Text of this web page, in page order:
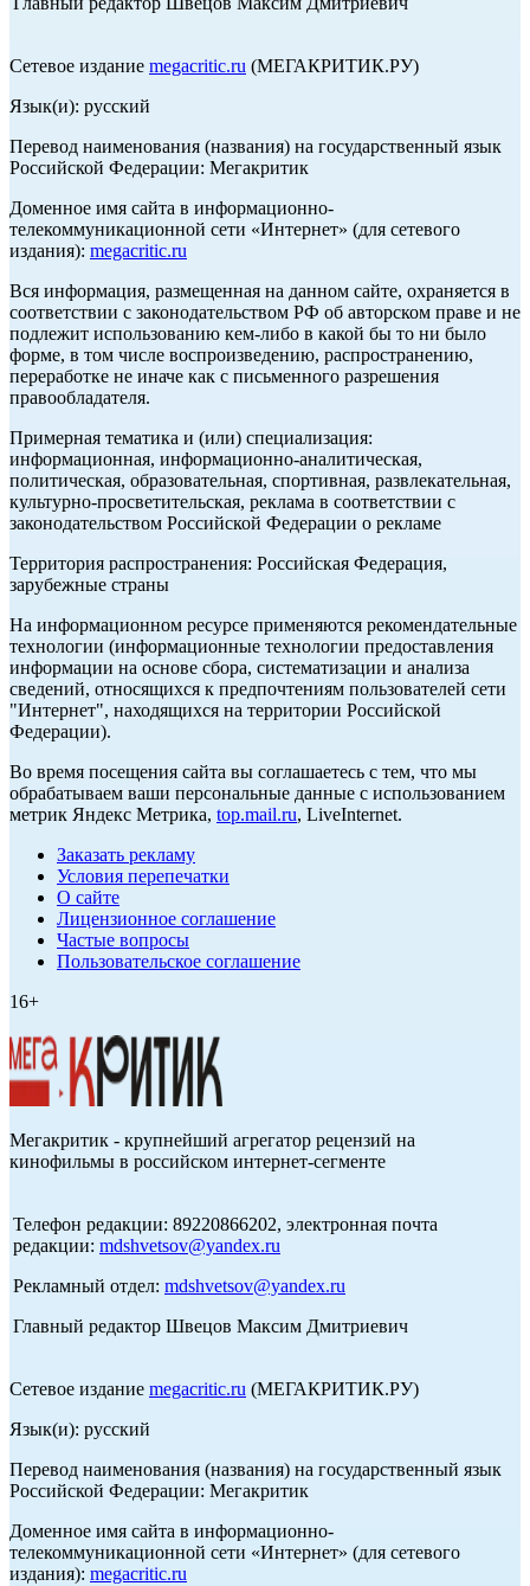
Сетевое издание megacritic.ru (МЕГАКРИТИК.РУ)
Язык(и): русский
Перевод наименования (названия) на государственный язык
Российской Федерации: Мегакритик
Доменное имя сайта в информационно-
телекоммуникационной сети «Интернет» (для сетевого
издания): megacritic.ru
Вся информация, размещенная на данном сайте, охраняется в
соответствии с законодательством РФ об авторском праве и не
подлежит использованию кем-либо в какой бы то ни было
форме, в том числе воспроизведению, распространению,
переработке не иначе как с письменного разрешения
правообладателя.
Примерная тематика и (или) специализация:
информационная, информационно-аналитическая,
политическая, образовательная, спортивная, развлекательная,
культурно-просветительская, реклама в соответствии с
законодательством Российской Федерации о рекламе
Территория распространения: Российская Федерация,
зарубежные страны
На информационном ресурсе применяются рекомендательные
технологии (информационные технологии предоставления
информации на основе сбора, систематизации и анализа
сведений, относящихся к предпочтениям пользователей сети
"Интернет", находящихся на территории Российской
Федерации).
Во время посещения сайта вы соглашаетесь с тем, что мы
обрабатываем ваши персональные данные с использованием
метрик Яндекс Метрика, top.mail.ru, LiveInternet.
Заказать рекламу
Условия перепечатки
О сайте
Лицензионное соглашение
Частые вопросы
Пользовательское соглашение
16+
Мегакритик - крупнейший агрегатор рецензий на
кинофильмы в российском интернет-сегменте
Телефон редакции: 89220866202, электронная почта
редакции: mdshvetsov@yandex.ru
Рекламный отдел: mdshvetsov@yandex.ru
Главный редактор Швецов Максим Дмитриевич
Сетевое издание megacritic.ru (МЕГАКРИТИК.РУ)
Язык(и): русский
Перевод наименования (названия) на государственный язык
Российской Федерации: Мегакритик
Доменное имя сайта в информационно-
телекоммуникационной сети «Интернет» (для сетевого
издания): megacritic.ru